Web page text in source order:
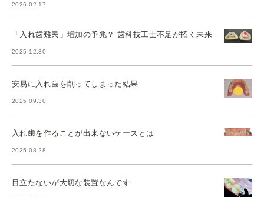
2026.02.17
「入れ歯難民」増加の予兆？ 歯科技工士不足が招く未来
2025.12.30
安易に入れ歯を削ってしまった結果
2025.09.30
入れ歯を作ることが出来ないケースとは
2025.08.28
目立たないが大切な装置なんです